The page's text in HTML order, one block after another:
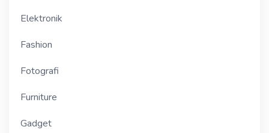
Elektronik
Fashion
Fotografi
Furniture
Gadget